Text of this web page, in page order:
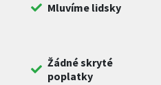
Mluvíme lidsky
Žádné skryté
poplatky